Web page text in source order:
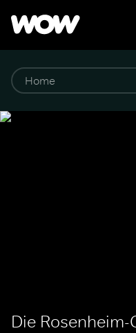
Die Rosenheim-